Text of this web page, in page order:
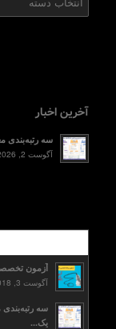
آخرین اخبار
سه رتبه‌بندی
آگوست 2, 2026 - 12:20 ب.ظ
آزمون
آگوست 3, 2018 - 8:04 ب.ظ
سه رتبه‌بندی
یک...